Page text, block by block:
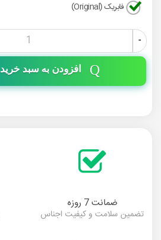
فابریک (Original)
-
افزودن به سبد خرید
ضمانت 7 روزه
تضمین سلامت و کیفیت اجناس